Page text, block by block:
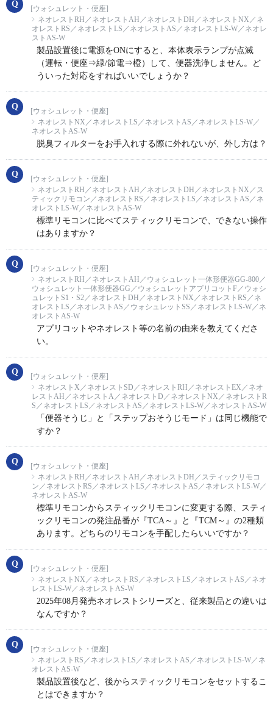
[ウォシュレット・便座]
ネオレストRH／ネオレストAH／ネオレストDH／ネオレストNX／ネ
オレストRS／ネオレストLS／ネオレストAS／ネオレストLS-W／ネオレ
ストAS-W
製品設置後に電源をONにすると、本体表示ランプが点滅
（運転・便座⇒緑/節電⇒橙）して、便器洗浄しません。ど
ういった対応をすればいいでしょうか？
[ウォシュレット・便座]
ネオレストNX／ネオレストLS／ネオレストAS／ネオレストLS-W／
ネオレストAS-W
脱臭フィルターをお手入れする際に外れないが、外し方は？
[ウォシュレット・便座]
ネオレストRH／ネオレストAH／ネオレストDH／ネオレストNX／ス
ティックリモコン／ネオレストRS／ネオレストLS／ネオレストAS／ネ
オレストLS-W／ネオレストAS-W
標準リモコンに比べてスティックリモコンで、できない操作
はありますか？
[ウォシュレット・便座]
ネオレストRH／ネオレストAH／ウォシュレット一体形便器GG-800／
ウォシュレット一体形便器GG／ウォシュレットアプリコットF／ウォシ
ュレットS1・S2／ネオレストDH／ネオレストNX／ネオレストRS／ネ
オレストLS／ネオレストAS／ウォシュレットSS／ネオレストLS-W／ネ
オレストAS-W
アプリコットやネオレスト等の名前の由来を教えてくださ
い。
[ウォシュレット・便座]
ネオレストX／ネオレストSD／ネオレストRH／ネオレストEX／ネオ
レストAH／ネオレストA／ネオレストD／ネオレストNX／ネオレストR
S／ネオレストLS／ネオレストAS／ネオレストLS-W／ネオレストAS-W
「便器そうじ」と「ステップおそうじモード」は同じ機能で
すか？
[ウォシュレット・便座]
ネオレストRH／ネオレストAH／ネオレストDH／スティックリモコ
ン／ネオレストRS／ネオレストLS／ネオレストAS／ネオレストLS-W／
ネオレストAS-W
標準リモコンからスティックリモコンに変更する際、スティ
ックリモコンの発注品番が『TCA～』と『TCM～』の2種類
あります。どちらのリモコンを手配したらいいですか？
[ウォシュレット・便座]
ネオレストNX／ネオレストRS／ネオレストLS／ネオレストAS／ネオ
レストLS-W／ネオレストAS-W
2025年08月発売ネオレストシリーズと、従来製品との違いは
なんですか？
[ウォシュレット・便座]
ネオレストRS／ネオレストLS／ネオレストAS／ネオレストLS-W／ネ
オレストAS-W
製品設置後など、後からスティックリモコンをセットするこ
とはできますか？